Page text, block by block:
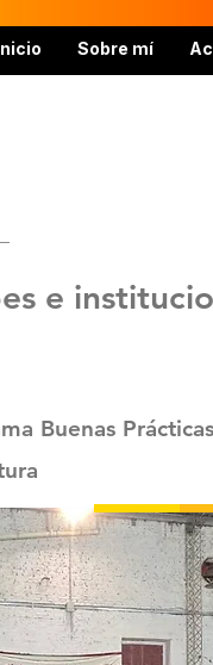
Sobre mí
e
Buenas